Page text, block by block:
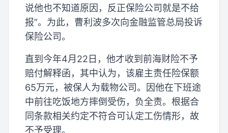
说他也不知道原因，反正保险公司就是不给
报”。为此，曹利波多次向金融监管总局投诉
保险公司。
直到今年4月22日，他才收到前海财险不予
赔付解释函，其中认为，该雇主责任险保额
65万元，被保人为载物公司。因他在下班途
中前往吃饭地方摔倒受伤，负全责。根据合
同条款相关约定不符合可认定工伤情形，故
不予受理。